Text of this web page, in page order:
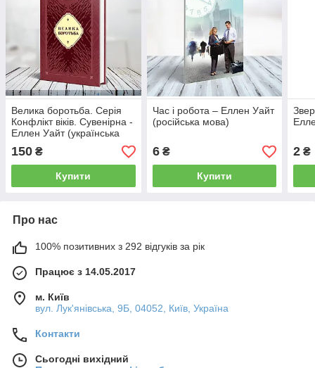
Велика боротьба. Серія
Конфлікт віків. Сувенірна -
Еллен Уайт (українська
мова)
150 ₴
Купити
Час і робота – Еллен Уайт
(російська мова)
6₴
Купити
2 ₴
Про нас
100% позитивних з 292 відгуків за рік
Працює з 14.05.2017
м. Київ
вул. Лук'янівська, 9Б, 04052, Київ, Україна
Контакти
Сьогодні вихідний